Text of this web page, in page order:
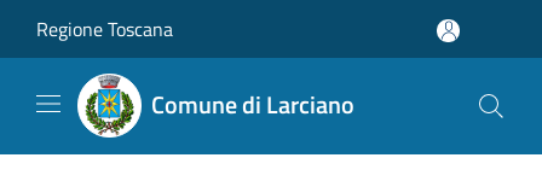
Regione Toscana
Comune di Larciano